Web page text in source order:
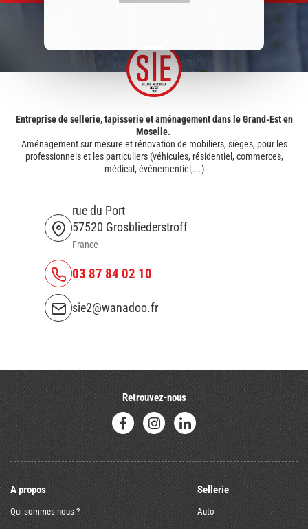
Entreprise de sellerie, tapisserie et aménagement dans le Grand-Est en
Moselle.
Aménagement sur mesure et rénovation de mobiliers, sièges, pour les
professionnels et les particuliers (véhicules, résidentiel, commerces,
médical, événementiel,...)
rue du Port
57520 Grosbliederstroff
France
03 87 84 02 10
sie2@wanadoo.fr
A propos
Qui sommes-nous ?
Sellerie
Auto
Retrouvez-nous